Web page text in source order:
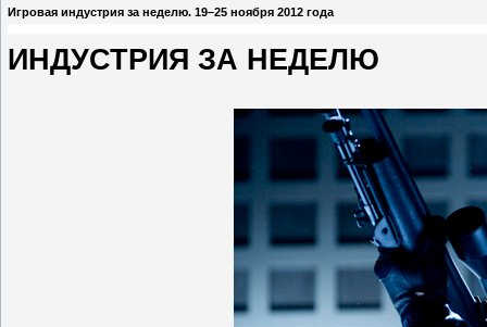
Игровая индустрия за неделю. 19–25 ноября 2012 года
ИНДУСТРИЯ ЗА НЕДЕЛЮ